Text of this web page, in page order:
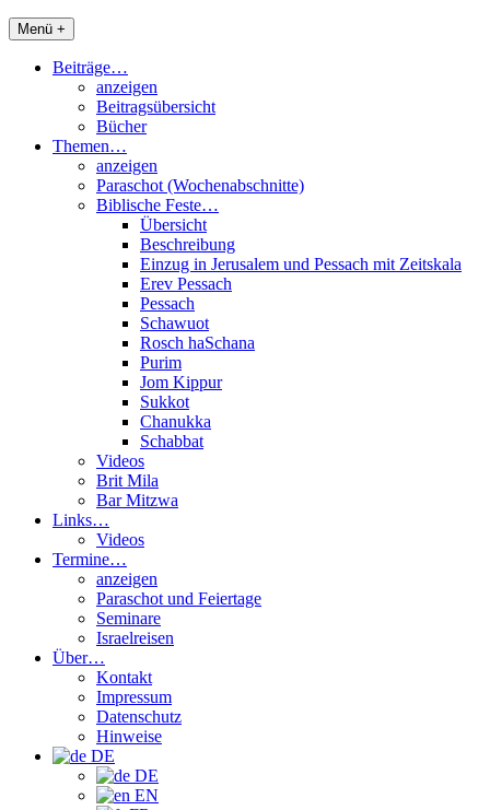
Menü +
Beiträge…
anzeigen
Beitragsübersicht
Bücher
Themen…
anzeigen
Paraschot (Wochenabschnitte)
Biblische Feste…
Übersicht
Beschreibung
Einzug in Jerusalem und Pessach mit Zeitskala
Erev Pessach
Pessach
Schawuot
Rosch haSchana
Purim
Jom Kippur
Sukkot
Chanukka
Schabbat
Videos
Brit Mila
Bar Mitzwa
Links…
Videos
Termine…
anzeigen
Paraschot und Feiertage
Seminare
Israelreisen
Über…
Kontakt
Impressum
Datenschutz
Hinweise
DE
DE
EN